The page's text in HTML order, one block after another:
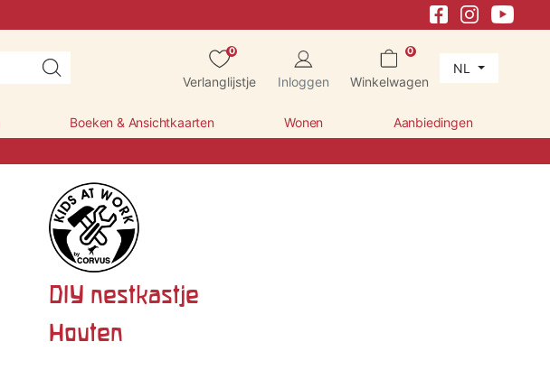
0
Verlanglijstje Inloggen
0
Winkelwagen
NL
Boeken & Ansichtkaarten Wonen Aanbiedingen
DIY nestkastje
Houten